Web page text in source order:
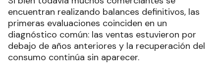
encuentran realizando balances definitivos, las
primeras evaluaciones coinciden en un
diagnóstico común: las ventas estuvieron por
debajo de años anteriores y la recuperación del
consumo continúa sin aparecer.